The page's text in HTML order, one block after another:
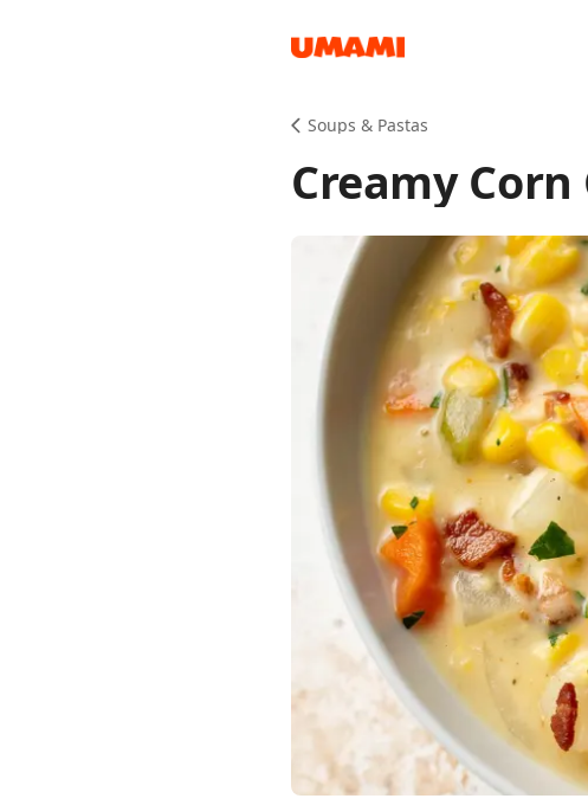
Soups & Pastas
Creamy